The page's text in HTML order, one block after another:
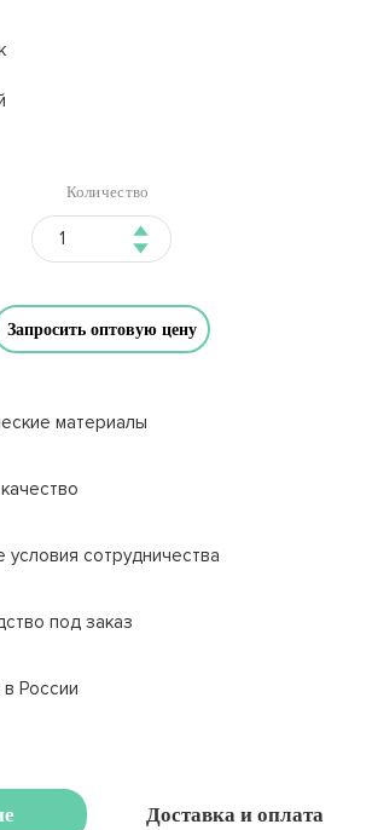
Количество
Запросить оптовую цену
материалы
условия сотрудничества
под заказ
России
Доставка и оплата